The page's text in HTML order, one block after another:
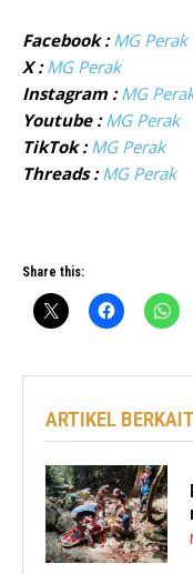
Facebook : MG Perak
X : MG Perak
Instagram : MG
Youtube : MG Perak
TikTok : MG Perak
Threads : MG Perak
Share this:
ARTIKEL